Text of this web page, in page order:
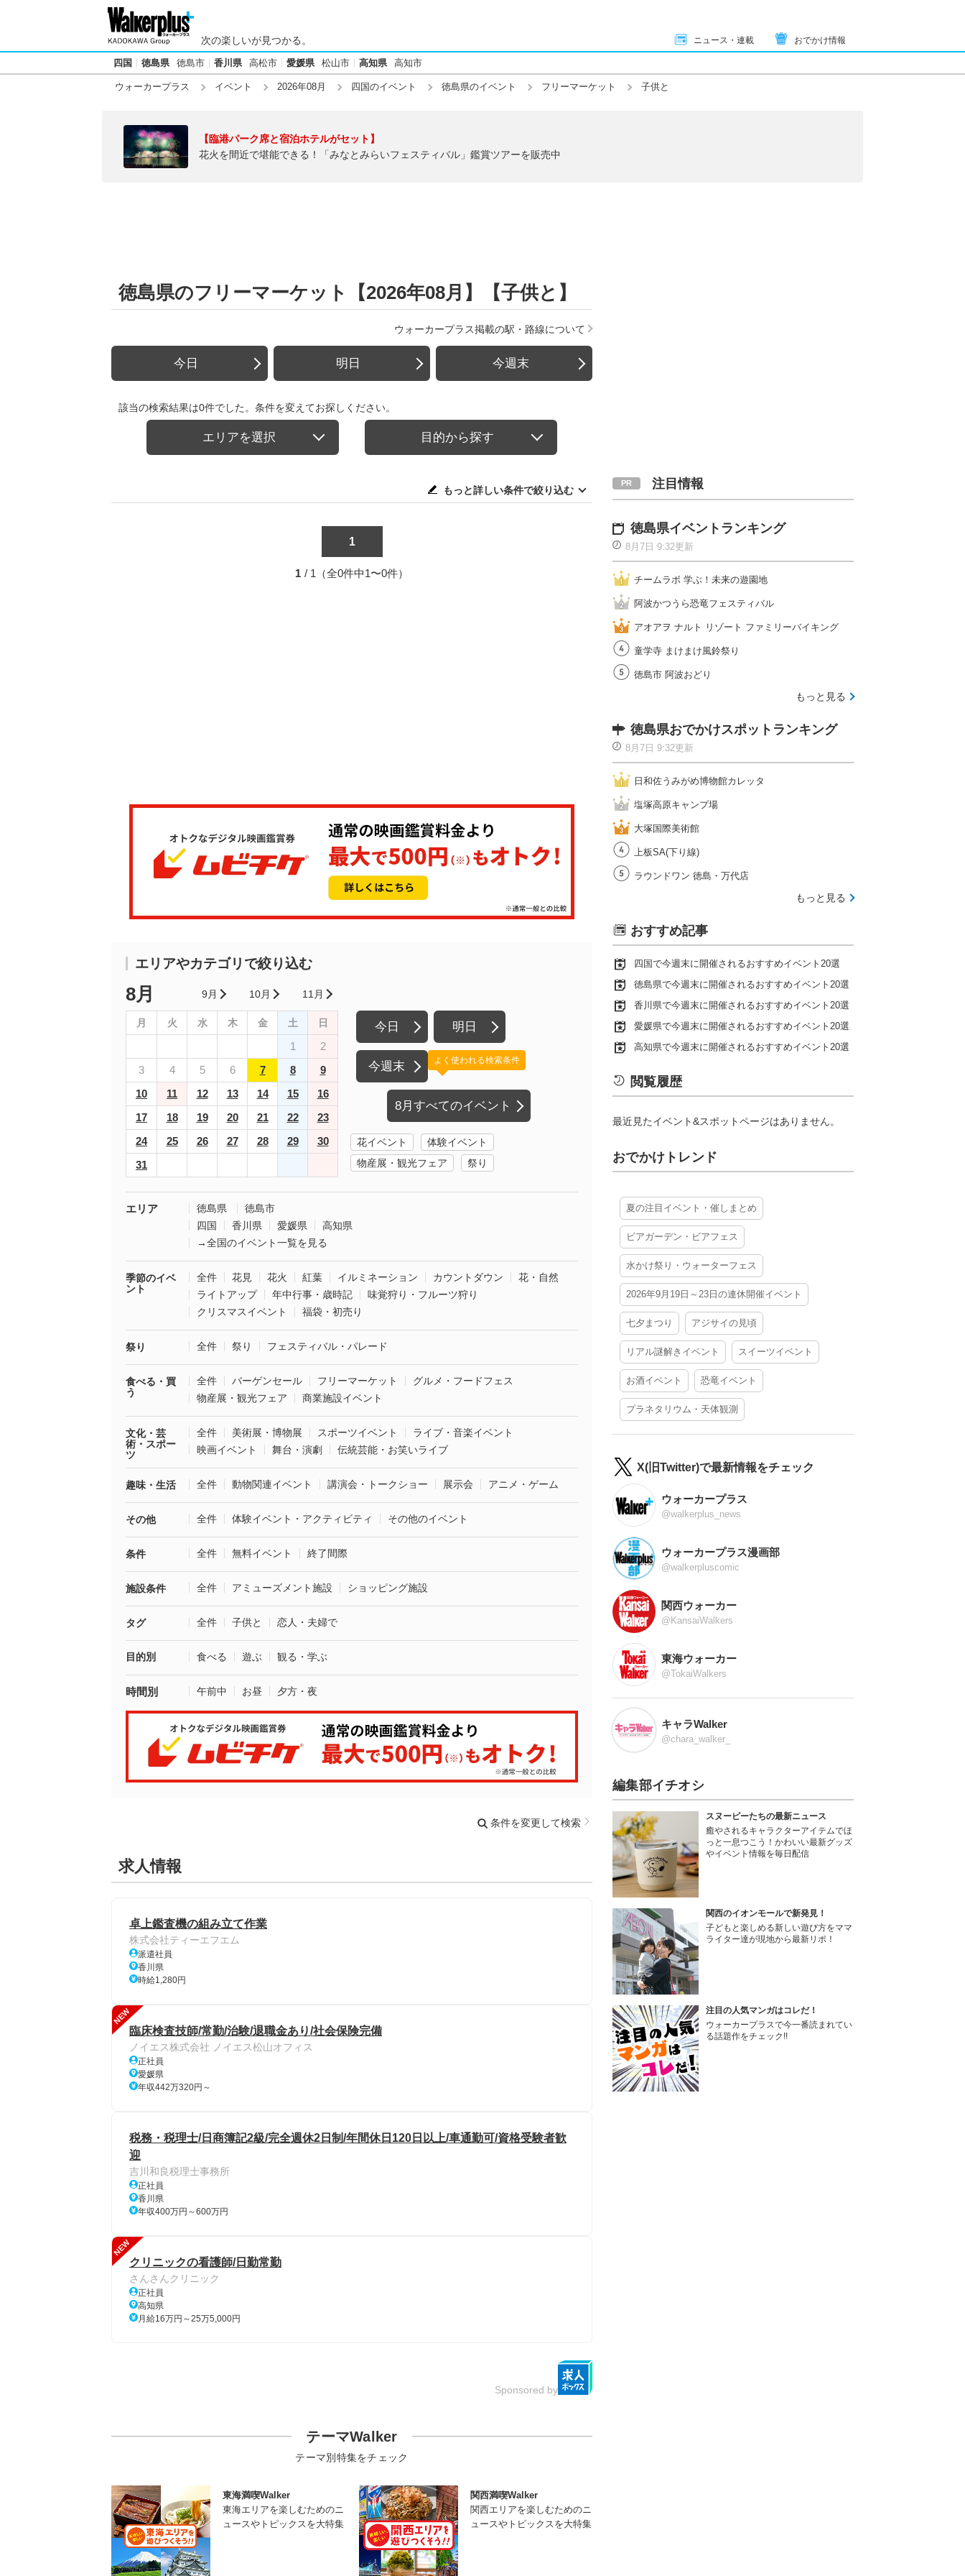
次の楽しいが見つかる。 ニュース・連載 おでかけ情報
四国 徳島県 徳島市 香川県 高松市 愛媛県 松山市 高知県 高知市
ウォーカープラス イベント 2026年08月 四国のイベント 徳島県のイベント フリーマーケット 子供と
【臨港パーク席と宿泊ホテルがセット】
花火を間近で堪能できる！「みなとみらいフェスティバル」鑑賞ツアーを販売中
徳島県のフリーマーケット【2026年08月】【子供と】
ウォーカープラス掲載の駅・路線について
今日 明日 今週末
該当の検索結果は0件でした。条件を変えてお探しください。
エリアを選択 目的から探す
もっと詳しい条件で絞り込む
1
1 / 1（全0件中1〜0件）
エリアやカテゴリで絞り込む
8月 9月 10月 11月
月 火 水 木 金 土 日
1
2
3
4 5 6 7 8
9
10
11 12 13 14 15
16
17
18 19 20 21 22
23
24
25 26 27 28 29
30
31
今日 明日
今週末
8月すべてのイベント
よく使われる検索条件
花イベント
体験イベント
物産展・観光フェア
祭り
エリア 徳島県
徳島市
四国
香川県 愛媛県
高知県
→全国のイベント一覧を見る
季節のイベ
ント
全件 花見 花火 紅葉 イルミネーション カウントダウン
花・自然
ライトアップ
年中行事・歳時記
味覚狩り・フルーツ狩り
クリスマスイベント
福袋・初売り
祭り 全件 祭り フェスティバル・パレード
食べる・買
う
全件 バーゲンセール フリーマーケット
グルメ・フードフェス
物産展・観光フェア
商業施設イベント
文化・芸
術・スポー
ツ
全件 美術展・博物展 スポーツイベント
ライブ・音楽イベント
映画イベント
舞台・演劇 伝統芸能・お笑いライブ
趣味・生活 全件 動物関連イベント 講演会・トークショー 展示会 アニメ・ゲーム
その他 全件 体験イベント・アクティビティ その他のイベント
条件 全件 無料イベント 終了間際
施設条件 全件 アミューズメント施設 ショッピング施設
タグ 全件 子供と 恋人・夫婦で
目的別 食べる 遊ぶ 観る・学ぶ
時間別 午前中 お昼 夕方・夜
条件を変更して検索
求人情報
卓上鑑査機の組み立て作業
株式会社ティーエフエム
派遣社員
香川県
時給1,280円
NEW
臨床検査技師/常勤/治験/退職金あり/社会保険完備
ノイエス株式会社 ノイエス松山オフィス
正社員
愛媛県
年収442万320円～
税務・税理士/日商簿記2級/完全週休2日制/年間休日120日以上/車通勤可/資格受験者歓
迎
吉川和良税理士事務所
正社員
香川県
年収400万円～600万円
NEW
クリニックの看護師/日勤常勤
さんさんクリニック
正社員
高知県
月給16万円～25万5,000円
Sponsored by
テーマWalker
テーマ別特集をチェック
東海満喫Walker
東海エリアを楽しむためのニ
ュースやトピックスを大特集
関西満喫Walker
関西エリアを楽しむためのニ
ュースやトピックスを大特集
注目情報
徳島県イベントランキング
8月7日 9:32更新
チームラボ 学ぶ！未来の遊園地
阿波かつうら恐竜フェスティバル
アオアヲ ナルト リゾート ファミリーバイキング
童学寺 まけまけ風鈴祭り
徳島市 阿波おどり
もっと見る
徳島県おでかけスポットランキング
8月7日 9:32更新
日和佐うみがめ博物館カレッタ
塩塚高原キャンプ場
大塚国際美術館
上板SA(下り線)
ラウンドワン 徳島・万代店
もっと見る
おすすめ記事
四国で今週末に開催されるおすすめイベント20選
徳島県で今週末に開催されるおすすめイベント20選
香川県で今週末に開催されるおすすめイベント20選
愛媛県で今週末に開催されるおすすめイベント20選
高知県で今週末に開催されるおすすめイベント20選
閲覧履歴
最近見たイベント&スポットページはありません。
おでかけトレンド
夏の注目イベント・催しまとめ
ビアガーデン・ビアフェス
水かけ祭り・ウォーターフェス
2026年9月19日～23日の連休開催イベント
七夕まつり アジサイの見頃
リアル謎解きイベント スイーツイベント
お酒イベント 恐竜イベント
プラネタリウム・天体観測
X(旧Twitter)で最新情報をチェック
ウォーカープラス
@walkerplus_news
ウォーカープラス漫画部
@walkerpluscomic
関西ウォーカー
@KansaiWalkers
東海ウォーカー
@TokaiWalkers
キャラWalker
@chara_walker_
編集部イチオシ
スヌーピーたちの最新ニュース
癒やされるキャラクターアイテムでほ
っと一息つこう！かわいい最新グッズ
やイベント情報を毎日配信
関西のイオンモールで新発見！
子どもと楽しめる新しい遊び方をママ
ライター達が現地から最新リポ！
注目の人気マンガはコレだ！
ウォーカープラスで今一番読まれてい
る話題作をチェック!!